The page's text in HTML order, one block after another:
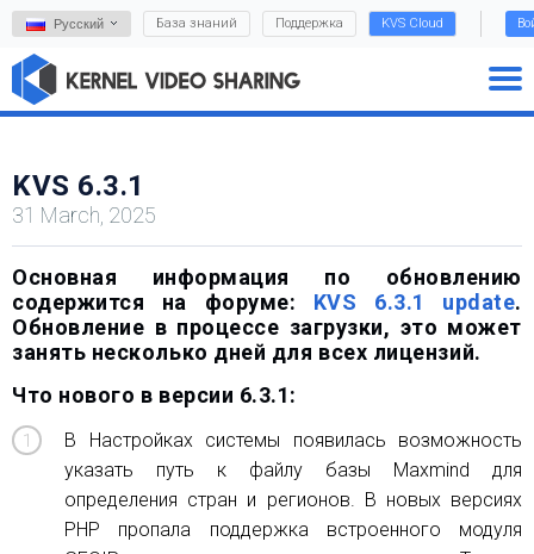
Русский База знаний Поддержка KVS Cloud
KVS 6.3.1
31 March, 2025
Основная информация по обновлению
содержится на форуме: KVS 6.3.1 update.
Обновление в процессе загрузки, это может
занять несколько дней для всех лицензий.
Что нового в версии 6.3.1:
В Настройках системы появилась возможность
указать путь к файлу базы Maxmind для
определения стран и регионов. В новых версиях
PHP пропала поддержка встроенного модуля